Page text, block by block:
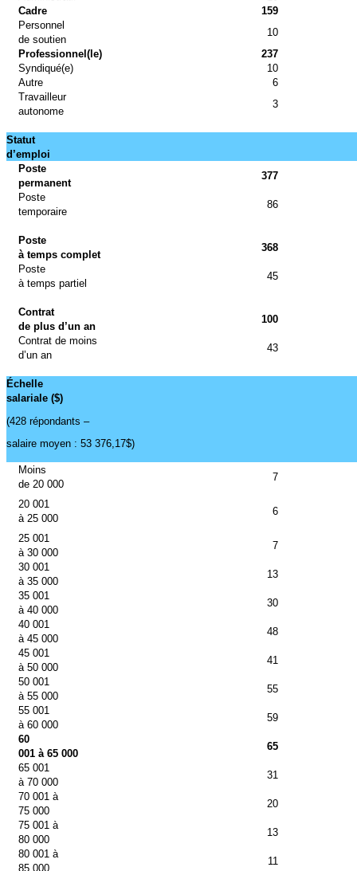
Cadre
159
Personnel
de soutien
10
Professionnel(le)
237
Syndiqué(e)
10
Autre
6
Travailleur
autonome
3
Statut
d’emploi
Poste
permanent
377
Poste
temporaire
86
Poste
à temps complet
368
Poste
à temps partiel
45
Contrat
de plus d’un an
100
Contrat de moins
d’un an
43
Échelle
salariale ($)
(428 répondants –
salaire moyen : 53 376,17$)
Moins
de 20 000
7
20 001
à 25 000
6
25 001
à 30 000
7
30 001
à 35 000
13
35 001
à 40 000
30
40 001
à 45 000
48
45 001
à 50 000
41
50 001
à 55 000
55
55 001
à 60 000
59
60
001 à 65 000
65
65 001
à 70 000
31
70 001 à
75 000
20
75 001 à
80 000
13
80 001 à
85 000
11